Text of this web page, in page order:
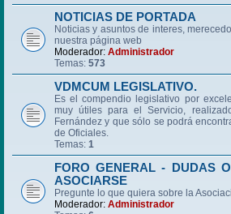
NOTICIAS DE PORTADA
Noticias y asuntos de interes,
nuestra página web
Moderador: Administrador
Temas: 573
VDMCUM LEGISLATIVO.
Es el compendio legislativo por
muy útiles para el Servicio,
Fernández y que sólo se podrá
de Oficiales.
Temas: 1
FORO GENERAL - DUDAS
ASOCIARSE
Pregunte lo que quiera sobre la
Moderador: Administrador